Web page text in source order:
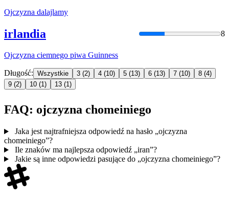
Ojczyzna dalajlamy
irlandia 8
Ojczyzna ciemnego piwa Guinness
Długość: Wszystkie 3 (2) 4 (10) 5 (13) 6 (13) 7 (10) 8 (4)
9 (2) 10 (1) 13 (1)
FAQ: ojczyzna chomeiniego
Jaka jest najtrafniejsza odpowiedź na hasło „ojczyzna
chomeiniego”?
Ile znaków ma najlepsza odpowiedź „iran”?
Jakie są inne odpowiedzi pasujące do „ojczyzna chomeiniego”?